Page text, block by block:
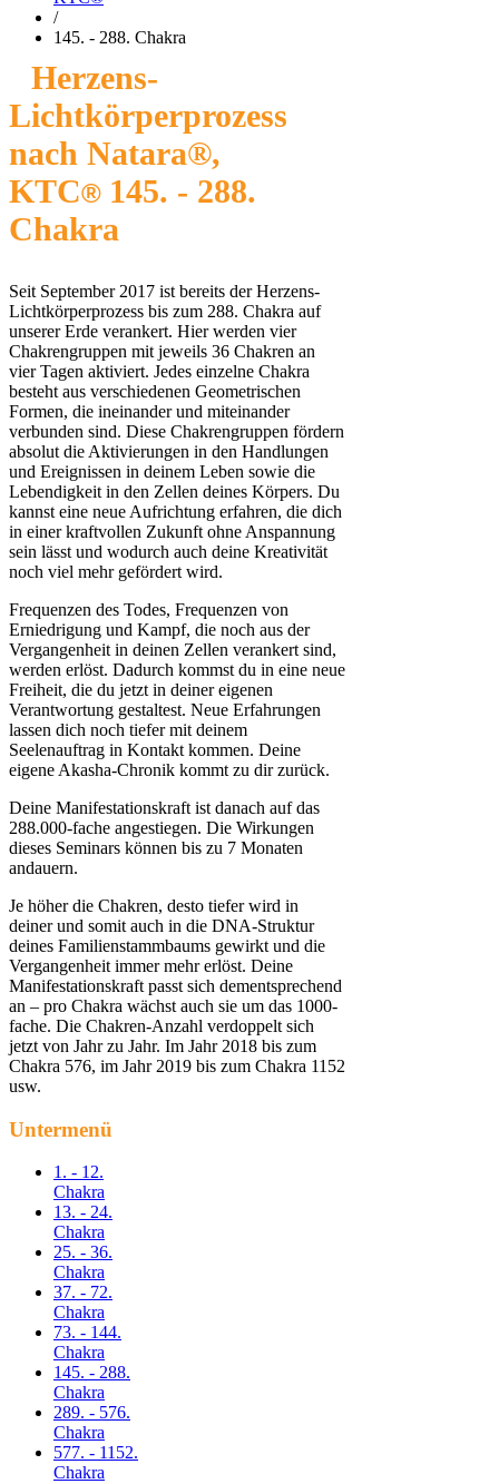
/
145. - 288. Chakra
Herzens-
Lichtkörperprozess
nach Natara®,
KTC® 145. - 288.
Chakra
Seit September 2017 ist bereits der Herzens-
Lichtkörperprozess bis zum 288. Chakra auf
unserer Erde verankert. Hier werden vier
Chakrengruppen mit jeweils 36 Chakren an
vier Tagen aktiviert. Jedes einzelne Chakra
besteht aus verschiedenen Geometrischen
Formen, die ineinander und miteinander
verbunden sind. Diese Chakrengruppen fördern
absolut die Aktivierungen in den Handlungen
und Ereignissen in deinem Leben sowie die
Lebendigkeit in den Zellen deines Körpers. Du
kannst eine neue Aufrichtung erfahren, die dich
in einer kraftvollen Zukunft ohne Anspannung
sein lässt und wodurch auch deine Kreativität
noch viel mehr gefördert wird.
Frequenzen des Todes, Frequenzen von
Erniedrigung und Kampf, die noch aus der
Vergangenheit in deinen Zellen verankert sind,
werden erlöst. Dadurch kommst du in eine neue
Freiheit, die du jetzt in deiner eigenen
Verantwortung gestaltest. Neue Erfahrungen
lassen dich noch tiefer mit deinem
Seelenauftrag in Kontakt kommen. Deine
eigene Akasha-Chronik kommt zu dir zurück.
Deine Manifestationskraft ist danach auf das
288.000-fache angestiegen. Die Wirkungen
dieses Seminars können bis zu 7 Monaten
andauern.
Je höher die Chakren, desto tiefer wird in
deiner und somit auch in die DNA-Struktur
deines Familienstammbaums gewirkt und die
Vergangenheit immer mehr erlöst. Deine
Manifestationskraft passt sich dementsprechend
an – pro Chakra wächst auch sie um das 1000-
fache. Die Chakren-Anzahl verdoppelt sich
jetzt von Jahr zu Jahr. Im Jahr 2018 bis zum
Chakra 576, im Jahr 2019 bis zum Chakra 1152
usw.
Untermenü
1. - 12.
Chakra
13. - 24.
Chakra
25. - 36.
Chakra
37. - 72.
Chakra
73. - 144.
Chakra
145. - 288.
Chakra
289. - 576.
Chakra
577. - 1152.
Chakra